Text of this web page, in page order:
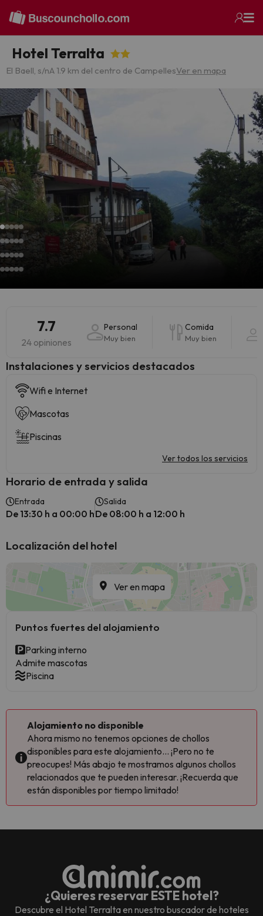
Hotel Terralta
El Baell, s/nA 1.9 km del centro de CampellesVer en mapa
7.7
24 opiniones
Personal
Muy bien
Comida
Muy bien
Instalaciones y servicios destacados
Wifi e Internet
Mascotas
Piscinas
Ver todos los servicios
Horario de entrada y salida
Entrada
De 13:30 h a 00:00 h
Salida
De 08:00 h a 12:00 h
Localización del hotel
Ver en mapa
Puntos fuertes del alojamiento
Parking interno
Admite mascotas
Piscina
Alojamiento no disponible
Ahora mismo no tenemos opciones de chollos
disponibles para este alojamiento... ¡Pero no te
preocupes! Más abajo te mostramos algunos chollos
relacionados que te pueden interesar. ¡Recuerda que
están disponibles por tiempo limitado!
¿Quieres reservar ESTE hotel?
Descubre el Hotel Terraltaen nuestro buscador de hoteles